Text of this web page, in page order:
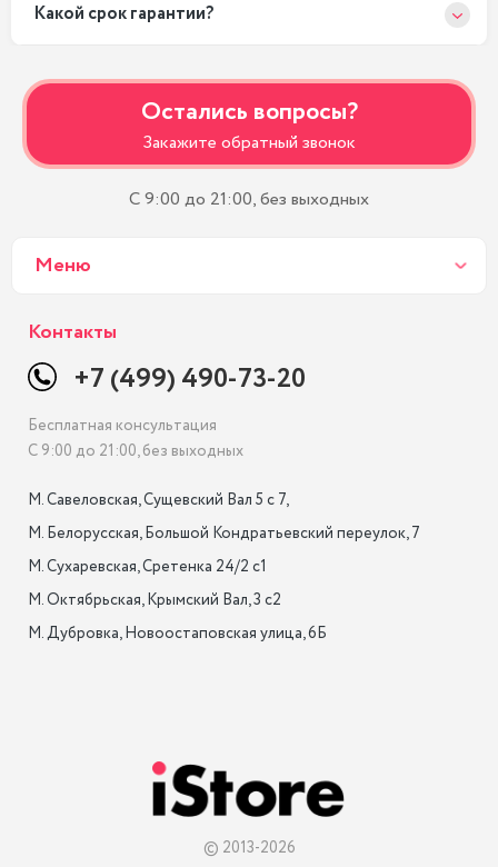
Какой срок гарантии?
Остались вопросы?
Закажите обратный звонок
С 9:00 до 21:00, без выходных
Меню
Контакты
+7 (499) 490-73-20
Бесплатная консультация
С 9:00 до 21:00, без выходных
М. Савеловская, Сущевский Вал 5 с 7,
М. Белорусская, Большой Кондратьевский переулок, 7
М. Сухаревская, Сретенка 24/2 с1
М. Октябрьская, Крымский Вал, 3 с2
М. Дубровка, Новоостаповская улица, 6Б
© 2013-2026